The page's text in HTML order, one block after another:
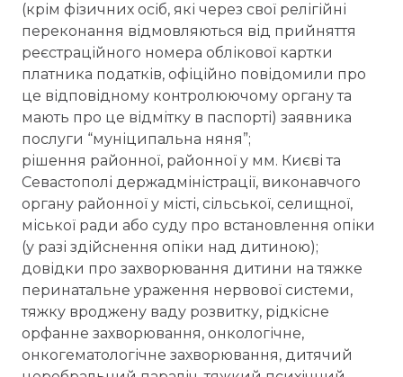
(крім фізичних осіб, які через свої релігійні
переконання відмовляються від прийняття
реєстраційного номера облікової картки
платника податків, офіційно повідомили про
це відповідному контролюючому органу та
мають про це відмітку в паспорті) заявника
послуги “муніципальна няня”;
рішення районної, районної у мм. Києві та
Севастополі держадміністрації, виконавчого
органу районної у місті, сільської, селищної,
міської ради або суду про встановлення опіки
(у разі здійснення опіки над дитиною);
довідки про захворювання дитини на тяжке
перинатальне ураження нервової системи,
тяжку вроджену ваду розвитку, рідкісне
орфанне захворювання, онкологічне,
онкогематологічне захворювання, дитячий